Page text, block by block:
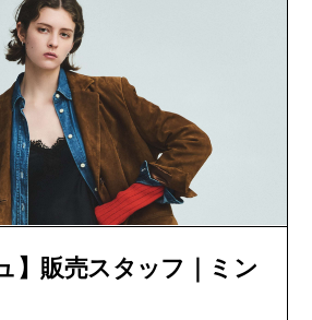
】販売スタッフ｜ミン